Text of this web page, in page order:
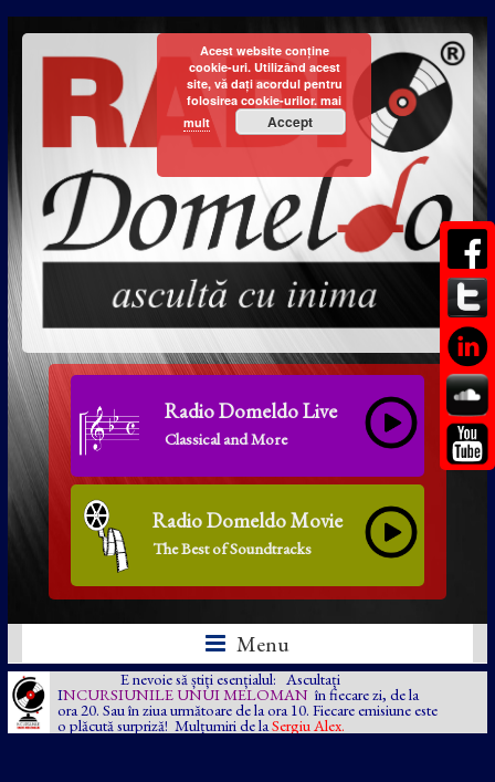
Radio Domeldo Live
Classical and More
Radio Domeldo Movie
The Best of Soundtracks
Menu
E nevoie să știți esențialul: Ascultați
INCURSIUNILE UNUI MELOMAN în fiecare zi, de la
ora 20. Sau în ziua următoare de la ora 10. Fiecare emisiune este
o plăcută surpriză! Mulțumiri de la Sergiu Alex.
Acest website conține
cookie-uri. Utilizând acest
site, vă dați acordul pentru
folosirea cookie-urilor. mai
mult
Accept